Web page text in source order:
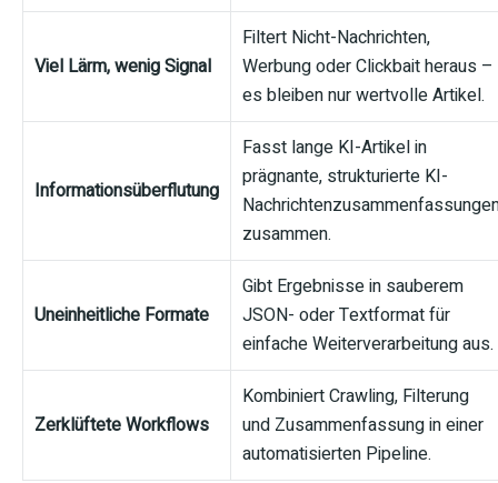
Viel Lärm, wenig Signal
Filtert Nicht-Nachrichten,
Werbung oder Clickbait heraus –
es bleiben nur wertvolle Artikel.
Informationsüberflutung
Fasst lange KI-Artikel in
prägnante, strukturierte KI-
zusammen.
Uneinheitliche Formate
Gibt Ergebnisse in sauberem
JSON- oder Textformat für
einfache Weiterverarbeitung aus.
Zerklüftete Workflows
Kombiniert Crawling, Filterung
und Zusammenfassung in einer
automatisierten Pipeline.